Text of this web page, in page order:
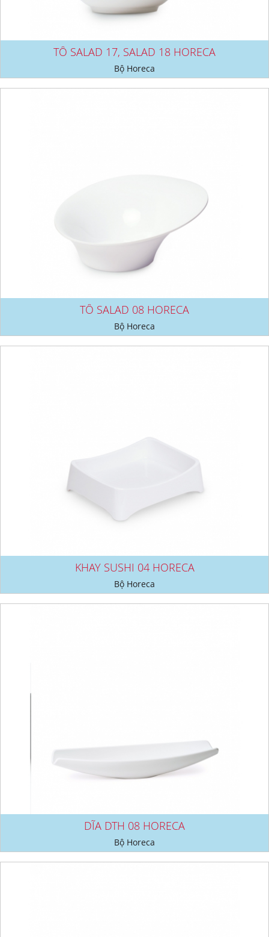
TÔ SALAD 17, SALAD 18 HORECA
Bộ Horeca
TÔ SALAD 08 HORECA
Bộ Horeca
KHAY SUSHI 04 HORECA
Bộ Horeca
DĨA DTH 08 HORECA
Bộ Horeca